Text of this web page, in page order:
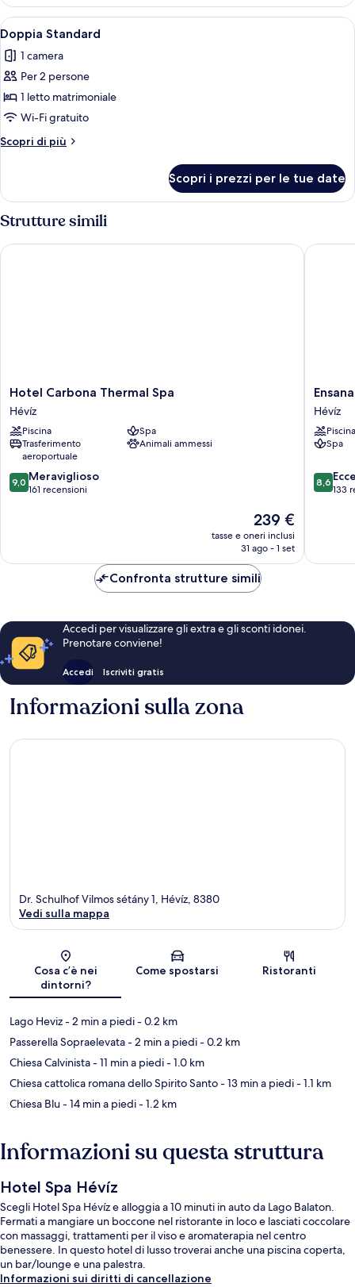
Apri
tutte
le
foto
per
Doppia
Standard
Camera d'albergo con un grande
1
Doppia Standard
1 camera
Per 2 persone
1 letto matrimoniale
Wi-Fi gratuito
Scopri di più
Altri
Standard
Scopri i prezzi per le tue date
Strutture simili
Hotel
Carbona
Thermal
Spa
Hévíz
Hotel Carbona Thermal Spa
Hévíz
Piscina
Spa
Trasferimento
aeroportuale
Animali ammessi
9.0
su
9,0 Meraviglioso
161 recensioni
Il
prezzo
attuale
239 €
239 €
tasse e oneri inclusi
31 ago - 1 set
Hotel Carbona Thermal Spa
Ensana
Thermal
Aqua
Hévíz
Hévíz
Piscina
Spa
8.6
su
8,6
133
Ensana
Confronta strutture simili
Accedi per visualizzare gli extra e gli sconti idonei.
Prenotare conviene!
Accedi Iscriviti gratis
Informazioni sulla zona
Mappa
Dr. Schulhof Vilmos sétány 1, Hévíz, 8380
Vedi sulla mappa
Cosa c’è nei
dintorni?
Come spostarsi Ristoranti
Lago Heviz- 2 min a piedi- 0.2 km
Passerella Sopraelevata- 2 min a piedi- 0.2 km
Chiesa Calvinista- 11 min a piedi- 1.0 km
Chiesa cattolica romana dello Spirito Santo- 13 min a piedi- 1.1 km
Chiesa Blu- 14 min a piedi- 1.2 km
Informazioni su questa struttura
Hotel Spa Hévíz
Scegli Hotel Spa Hévíz e alloggia a 10 minuti in auto da Lago Balaton.
Fermati a mangiare un boccone nel ristorante in loco e lasciati coccolare
con massaggi, trattamenti per il viso e aromaterapia nel centro
benessere. In questo hotel di lusso troverai anche una piscina coperta,
un bar/lounge e una palestra.
Informazioni sui diritti di cancellazione